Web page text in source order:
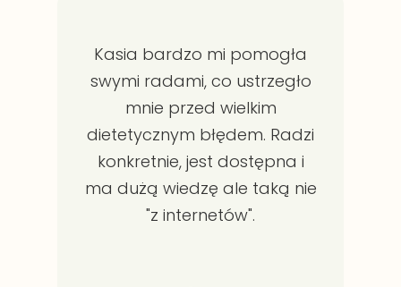
Kasia bardzo mi pomogła
swymi radami, co ustrzegło
mnie przed wielkim
dietetycznym błędem. Radzi
konkretnie, jest dostępna i
ma dużą wiedzę ale taką nie
"z internetów".